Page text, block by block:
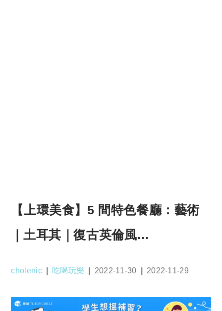
【上環美食】5 間特色餐廳：藝術
｜土耳其｜復古英倫風…
Post
cholenic
Post
吃喝玩樂
Post
2022-11-30
Post
2022-11-29